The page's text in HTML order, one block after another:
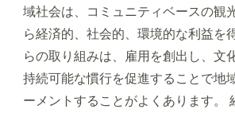
域社会は、コミュニティベースの観
ら経済的、社会的、環境的な利益を
らの取り組みは、雇用を創出し、文
持続可能な慣行を促進することで地
ーメントすることがよくあります。